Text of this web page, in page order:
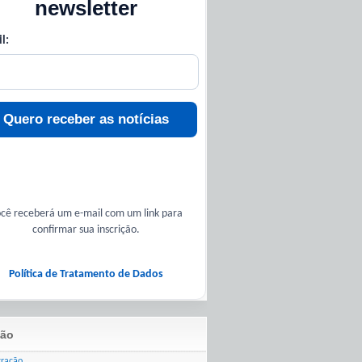
newsletter
Quero receber as notícias
receberá um e-mail com um link para
confirmar sua inscrição.
Política de Tratamento de Dados